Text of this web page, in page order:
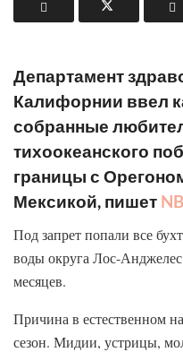
Департамент
Калифорнии ввел
собранные
тихоокеанского
границы с
Мексикой, пишет
Под запрет попали все
воды округа Лос-
месяцев.
Причина в естественном
сезон. Мидии, устрицы,